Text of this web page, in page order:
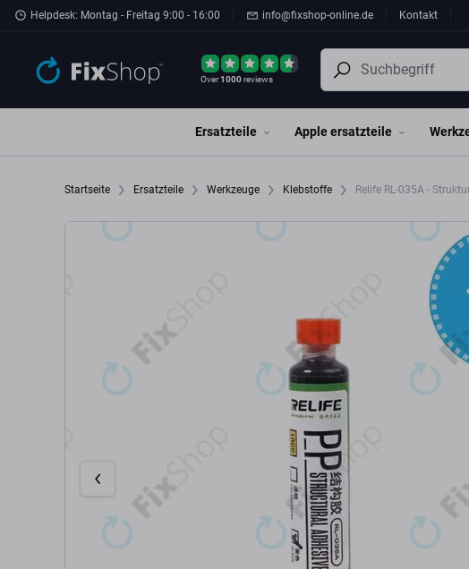
Zum Hauptinhalt springen
Helpdesk: Montag - Freitag 9:00 - 16:00 info@fixshop-online.de Kontakt
Over1000reviews
Ersatzteile Apple ersatzteile
Startseite Ersatzteile Werkzeuge Klebstoffe Relife RL-035A -